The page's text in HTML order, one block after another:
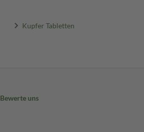
Kupfer Tabletten
Bewerte uns